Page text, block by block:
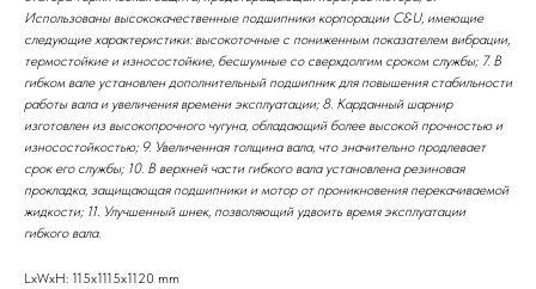
Использованы высококачественные подшипники корпорации C&U, имеющие
следующие характеристики: высокоточные с пониженным показателем вибрации,
термостойкие и износостойкие, бесшумные со сверхдолгим сроком службы; 7. В
гибком вале установлен дополнительный подшипник для повышения стабильности
работы вала и увеличения времени эксплуатации; 8. Карданный шарнир
изготовлен из высокопрочного чугуна, обладающий более высокой прочностью и
износостойкостью; 9. Увеличенная толщина вала, что значительно продлевает
срок его службы; 10. В верхней части гибкого вала установлена резиновая
прокладка, защищающая подшипники и мотор от проникновения перекачиваемой
жидкости; 11. Улучшенный шнек, позволяющий удвоить время эксплуатации
гибкого вала.
LxWxH: 115x1115x1120 mm